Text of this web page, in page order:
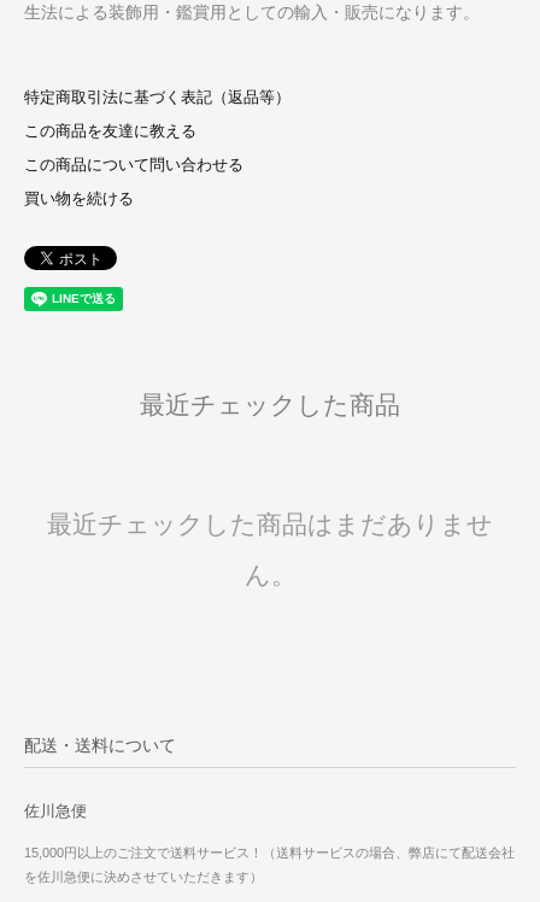
生法による装飾用・鑑賞用としての輸入・販売になります。
特定商取引法に基づく表記（返品等）
この商品を友達に教える
この商品について問い合わせる
買い物を続ける
最近チェックした商品
最近チェックした商品はまだありませ
ん。
配送・送料について
佐川急便
15,000円以上のご注文で送料サービス！（送料サービスの場合、弊店にて配送会社
を佐川急便に決めさせていただきます）